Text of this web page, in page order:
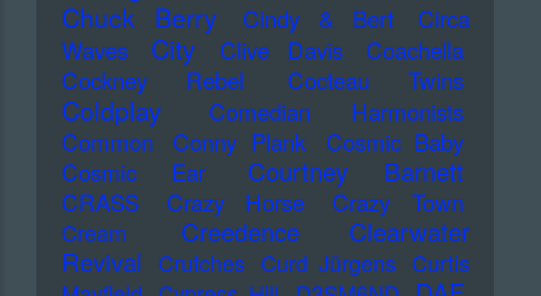
Chuck Berry Cindy & Bert
Circa
Waves
City Clive Davis
Coachella
Cockney Rebel
Cocteau Twins
Coldplay
Comedian Harmonists
Common
Conny Plank
Cosmic Baby
Cosmic Ear
Courtney Barnett
CRASS Crazy Horse Crazy Town
Cream
Creedence Clearwater
Revival
Crutches Curd Jürgens Curtis